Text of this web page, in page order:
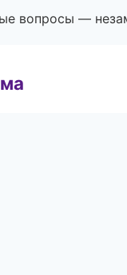
вопросы —